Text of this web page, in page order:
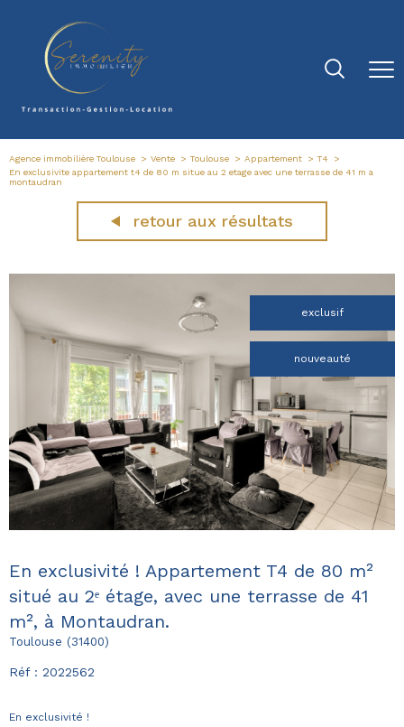
Agence immobilière Toulouse Vente Toulouse Appartement
T4
En exclusivite appartement t4 de 80 m situe au 2 etage avec une terrasse de 41 m a
montaudran
retour aux résultats
exclusif
nouveauté
En exclusivité ! Appartement T4 de 80 m²
situé au 2ᵉ étage, avec une terrasse de 41
m², à Montaudran.
Toulouse (31400)
Réf : 2022562
En exclusivité !